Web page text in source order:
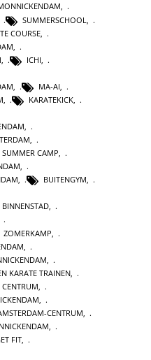
,
SUMMERSCHOOL
COURSE
ICHI
MA-AI
KARATEKICK
,
,
SUMMER CAMP,
,
, BUITENGYM,
,
ZOMERKAMP
KARATE TRAINEN
CENTRUM
FIT,